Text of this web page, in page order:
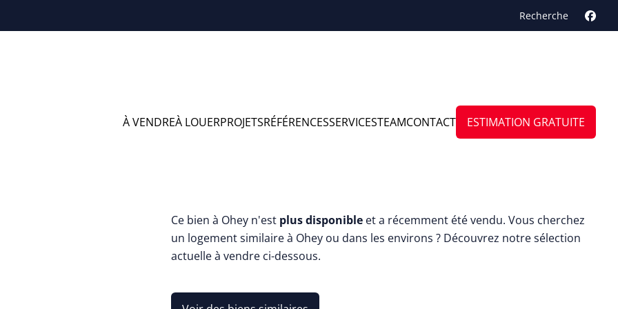
Recherche
À VENDREÀ LOUERPROJETSRÉFÉRENCESSERVICESTEAMCONTACT ESTIMATION GRATUITE
Ce bien à Ohey n'est plus disponible et a récemment été vendu. Vous cherchez
un logement similaire à Ohey ou dans les environs ? Découvrez notre sélection
actuelle à vendre ci-dessous.